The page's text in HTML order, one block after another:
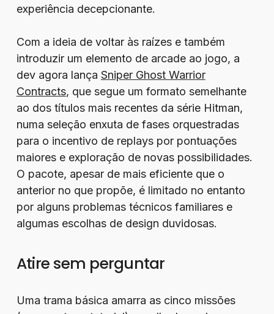
experiência decepcionante.
Com a ideia de voltar às raízes e também
introduzir um elemento de arcade ao jogo, a
dev agora lança Sniper Ghost Warrior
Contracts, que segue um formato semelhante
ao dos títulos mais recentes da série Hitman,
numa seleção enxuta de fases orquestradas
para o incentivo de replays por pontuações
maiores e exploração de novas possibilidades.
O pacote, apesar de mais eficiente que o
anterior no que propõe, é limitado no entanto
por alguns problemas técnicos familiares e
algumas escolhas de design duvidosas.
Atire sem perguntar
Uma trama básica amarra as cinco missões